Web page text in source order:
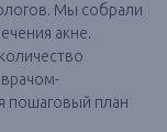
Мы собрали
акне.
пошаговый план